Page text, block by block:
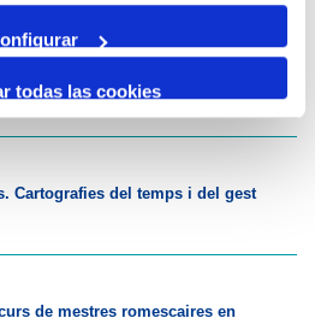
todas las cookies
d'Art contemporani gastronòmic de
Cartografies del temps i del gest
de mestres romescaires en